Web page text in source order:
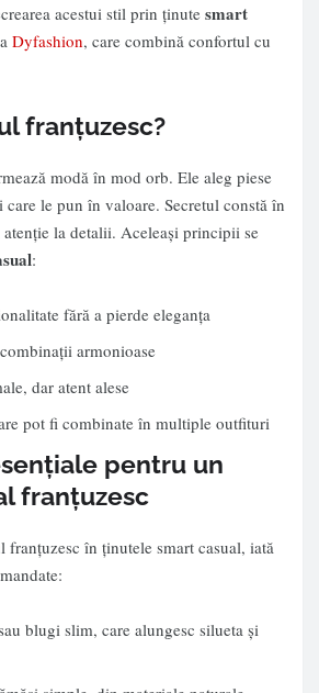
acestui stil prin ținute smart
Dyfashion, care combină confortul cu
franțuzesc?
modă în mod orb. Ele aleg piese
care le pun în valoare. Secretul constă în
la detalii. Aceleași principii se
:
fără a pierde eleganța
armonioase
dar atent alese
pot fi combinate în multiple outfituri
pentru un
franțuzesc
franțuzesc în ținutele smart casual, iată
blugi slim, care alungesc silueta și